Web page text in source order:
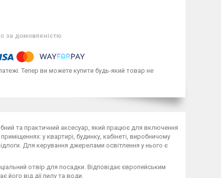
за домовленістю
Тепер ви можете купити будь-який товар не
та практичний аксесуар, який працює для включення
у квартирі, будинку, кабінеті, виробничому
Для керування джерелами освітлення у нього є
отвір для посадки. Відповідає європейським
його від дії пилу та води.